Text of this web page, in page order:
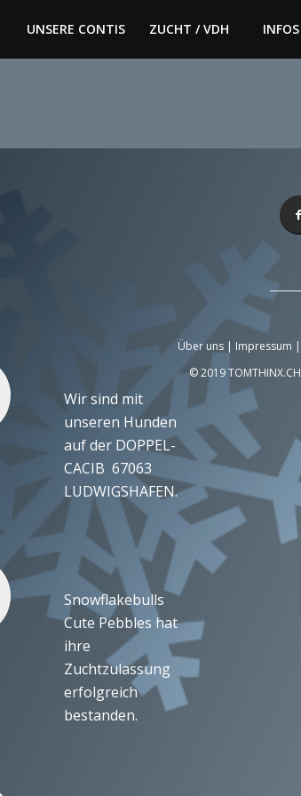
UNSERE CONTIS ZUCHT / VDH INFOS
Wir sind mit
unseren Hunden
auf der DOPPEL-
CACIB 67063
LUDWIGSHAFEN.
Snowflakebulls
Cute Pebbles hat
ihre
Zuchtzulassung
erfolgreich
bestanden.
Über uns | Impressum |
© 2019 TOMTHINX.CH